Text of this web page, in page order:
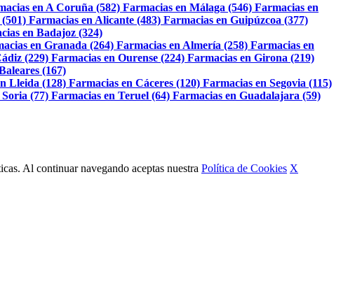
en A Coruña (582) Farmacias en Málaga (546) Farmacias en
Farmacias en Alicante (483) Farmacias en Guipúzcoa (377)
en Badajoz (324)
en Granada (264) Farmacias en Almería (258) Farmacias en
(229) Farmacias en Ourense (224) Farmacias en Girona (219)
(167)
Lleida (128) Farmacias en Cáceres (120) Farmacias en Segovia (115)
(77) Farmacias en Teruel (64) Farmacias en Guadalajara (59)
Al continuar navegando aceptas nuestra Política de Cookies X